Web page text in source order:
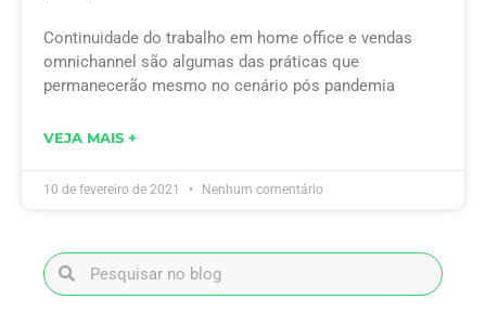
Continuidade do trabalho em home office e vendas
omnichannel são algumas das práticas que
permanecerão mesmo no cenário pós pandemia
VEJA MAIS +
10 de fevereiro de 2021 Nenhum comentário